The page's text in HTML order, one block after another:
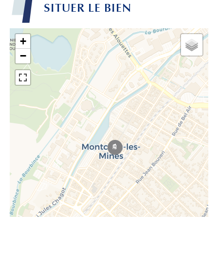
SITUER LE BIEN
+
−